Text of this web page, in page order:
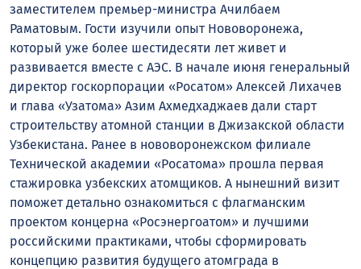
заместителем премьер-министра Ачилбаем
Раматовым. Гости изучили опыт Нововоронежа,
который уже более шестидесяти лет живет и
развивается вместе с АЭС. В начале июня генеральный
директор госкорпорации «Росатом» Алексей Лихачев
и глава «Узатома» Азим Ахмедхаджаев дали старт
строительству атомной станции в Джизакской области
Узбекистана. Ранее в нововоронежском филиале
Технической академии «Росатома» прошла первая
стажировка узбекских атомщиков. А нынешний визит
поможет детально ознакомиться с флагманским
проектом концерна «Росэнергоатом» и лучшими
российскими практиками, чтобы сформировать
концепцию развития будущего атомграда в